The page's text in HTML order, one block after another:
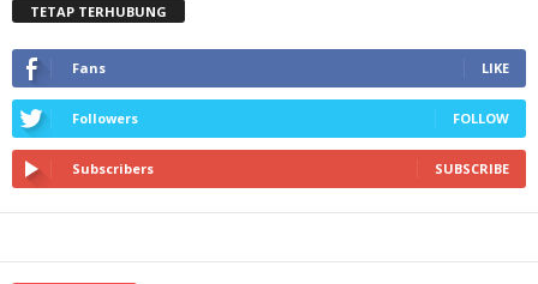
TETAP TERHUBUNG
Fans LIKE
Followers FOLLOW
Subscribers SUBSCRIBE